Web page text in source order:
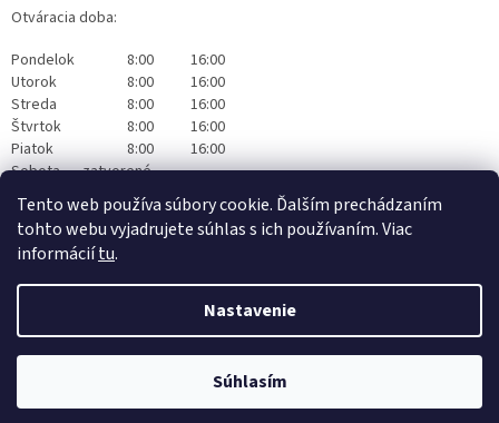
Tento web používa súbory cookie. Ďalším prechádzaním
tohto webu vyjadrujete súhlas s ich používaním. Viac
informáciítu.
Nastavenie
Súhlasím
Otváracia doba:
Pondelok
8:00
16:00
Utorok
8:00
16:00
Streda
8:00
16:00
Štvrtok
8:00
16:00
Piatok
8:00
16:00
Sobota
zatvorené
Nedeľa
zatvorené
Vytvoril Shoptet|Realizoval Appgrade
Originalwapka. Všetky práva vyhradené.